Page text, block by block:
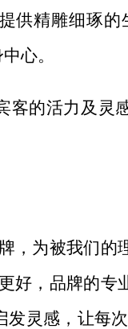
供精雕细琢
心。
客的活力及灵
，为被我们的
好，品牌的
灵感，让每